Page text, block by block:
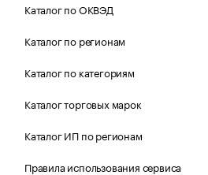
Каталог по ОКВЭД
Каталог по регионам
Каталог по категориям
Каталог торговых марок
Каталог ИП по регионам
Правила использования сервиса